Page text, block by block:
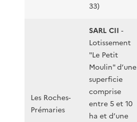
33)
Les Roches-
Prémaries
SARL CII -
Lotissement
"Le Petit
Moulin" d’une
superficie
comprise
entre 5 et 10
ha et d’une